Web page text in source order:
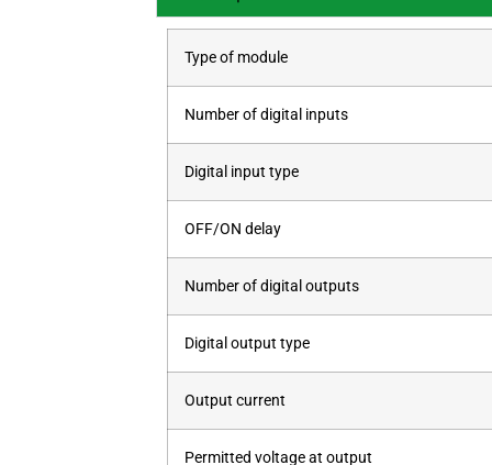
Type of module
Number of digital inputs
Digital input type
OFF/ON delay
Number of digital outputs
Digital output type
Output current
Permitted voltage at output